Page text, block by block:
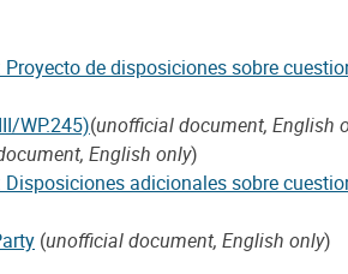
de disposiciones sobre
WP.245)(unofficial document, English
English only)
adicionales sobre
(unofficial document, English only)